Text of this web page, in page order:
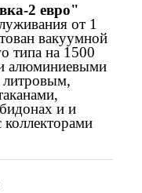
2 евро"
от 1
вакуумной
типа на 1500
алюминиевыми
и и